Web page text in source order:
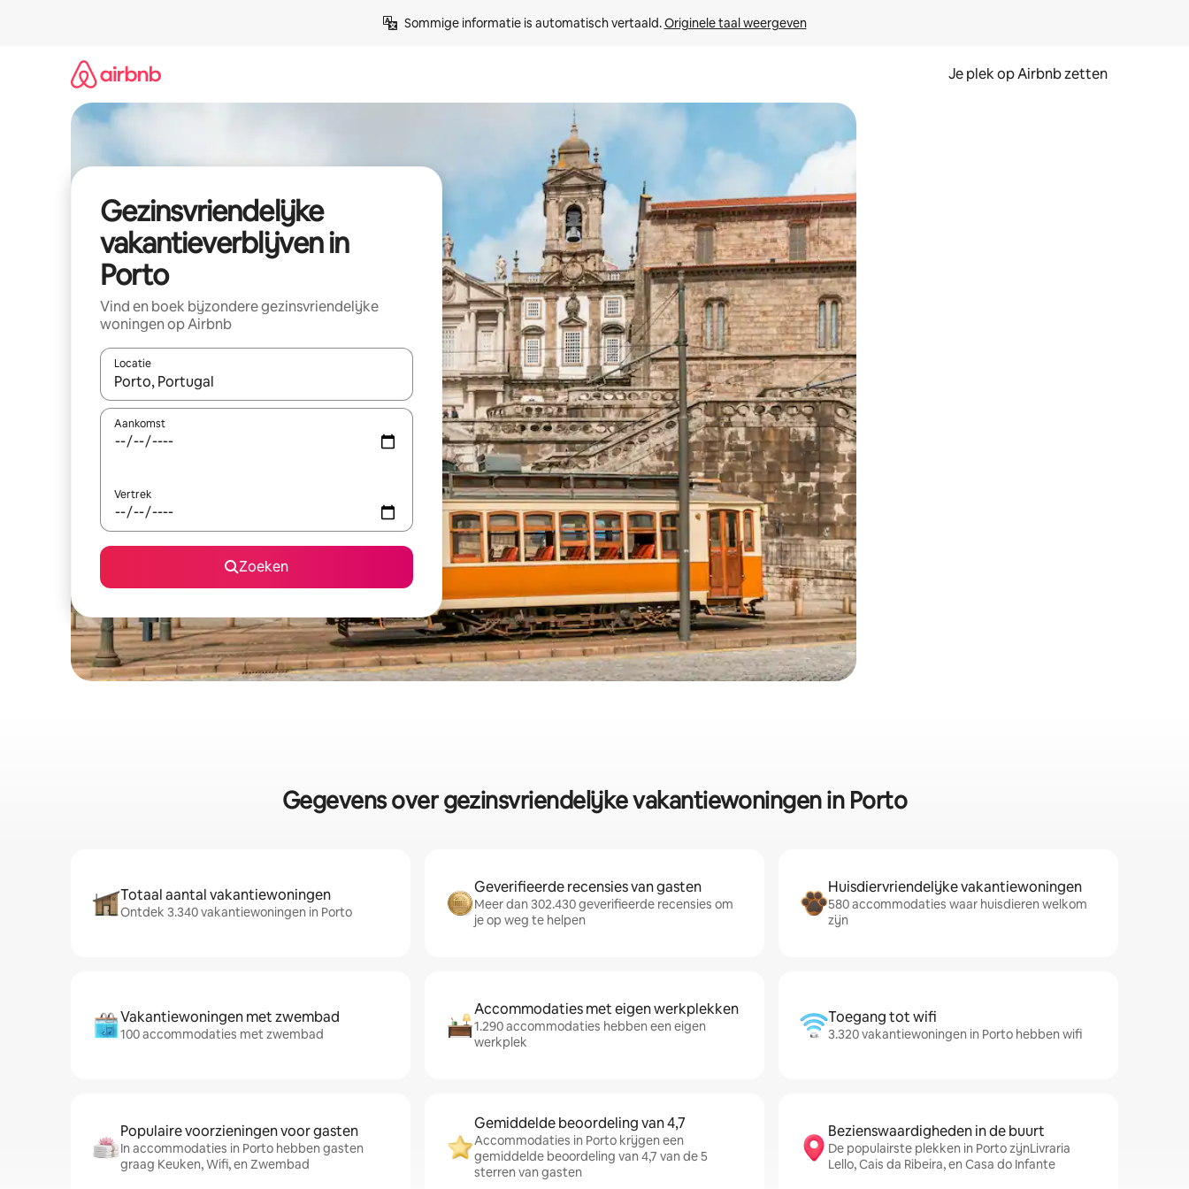
Sommige informatie is automatisch vertaald. Originele taal weergeven
Je plek op Airbnb zetten
Gezinsvriendelijke
vakantieverblijven in
Porto
Vind en boek bijzondere gezinsvriendelijke
woningen op Airbnb
Locatie
Wanneer er resultaten beschikbaar zijn, maak je een keuze met je de pijltjestoetsen omhoog en omlaag, óf door te tikken of swipen.
Aankomst
Vertrek
Zoeken
Gegevens over gezinsvriendelijke vakantiewoningen in Porto
Totaal aantal vakantiewoningen
Ontdek 3.340 vakantiewoningen in Porto
Geverifieerde recensies van gasten
Meer dan 302.430 geverifieerde recensies om
je op weg te helpen
Huisdiervriendelijke vakantiewoningen
580 accommodaties waar huisdieren welkom
zijn
Vakantiewoningen met zwembad
100 accommodaties met zwembad
Accommodaties met eigen werkplekken
1.290 accommodaties hebben een eigen
werkplek
Toegang tot wifi
3.320 vakantiewoningen in Porto hebben wifi
Populaire voorzieningen voor gasten
In accommodaties in Porto hebben gasten
graag Keuken, Wifi, en Zwembad
Gemiddelde beoordeling van 4,7
Accommodaties in Porto krijgen een
gemiddelde beoordeling van 4,7 van de 5
sterren van gasten
Bezienswaardigheden in de buurt
De populairste plekken in Porto zijnLivraria
Lello, Cais da Ribeira, en Casa do Infante